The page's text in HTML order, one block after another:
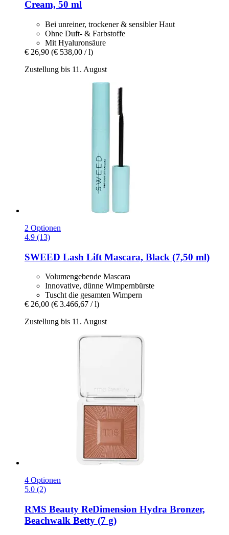
Cream, 50 ml
Bei unreiner, trockener & sensibler Haut
Ohne Duft- & Farbstoffe
Mit Hyaluronsäure
€ 26,90 (€ 538,00 / l)
Zustellung bis 11. August
2 Optionen
4.9 (13)
SWEED Lash Lift Mascara, Black (7,50 ml)
Volumengebende Mascara
Innovative, dünne Wimpernbürste
Tuscht die gesamten Wimpern
€ 26,00 (€ 3.466,67 / l)
Zustellung bis 11. August
4 Optionen
5.0 (2)
RMS Beauty ReDimension Hydra Bronzer,
Beachwalk Betty (7 g)